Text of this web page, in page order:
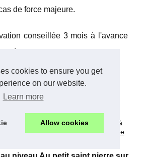
cookies to ensure you get
on our website.
Learn more
Allow cookies
de force majeure.
conseillée 3 mois à l'avance
!
arbres : une
expérience unique à
vivre en pleine nature